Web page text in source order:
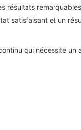
résultats
satisfaisant et un
qui nécessite